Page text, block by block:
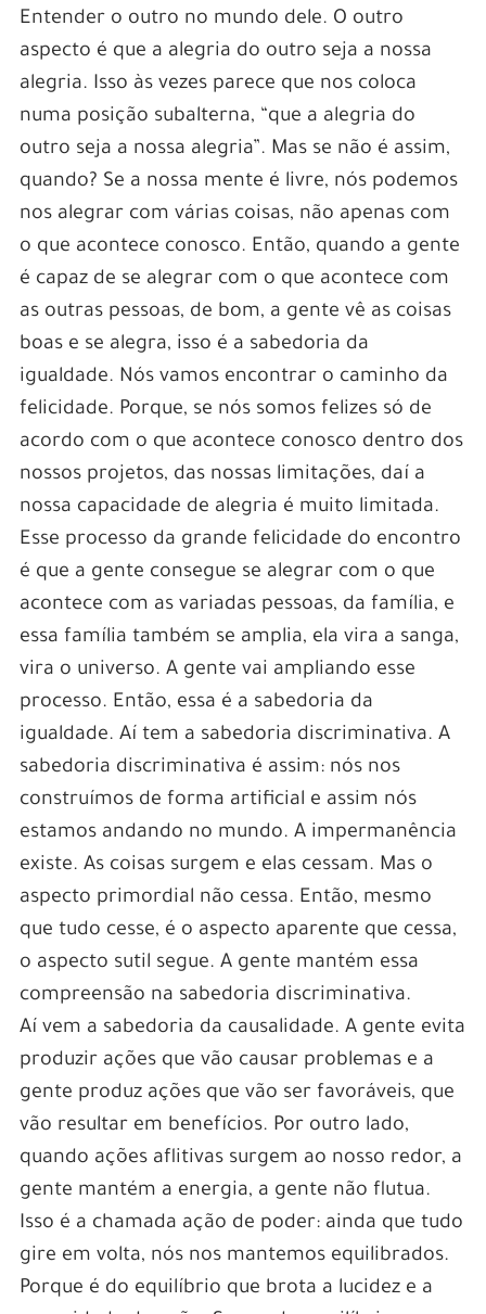
Entender o outro no mundo dele. O outro
aspecto é que a alegria do outro seja a nossa
alegria. Isso às vezes parece que nos coloca
numa posição subalterna, “que a alegria do
outro seja a nossa alegria”. Mas se não é assim,
quando? Se a nossa mente é livre, nós podemos
nos alegrar com várias coisas, não apenas com
o que acontece conosco. Então, quando a gente
é capaz de se alegrar com o que acontece com
as outras pessoas, de bom, a gente vê as coisas
boas e se alegra, isso é a sabedoria da
igualdade. Nós vamos encontrar o caminho da
felicidade. Porque, se nós somos felizes só de
acordo com o que acontece conosco dentro dos
nossos projetos, das nossas limitações, daí a
nossa capacidade de alegria é muito limitada.
Esse processo da grande felicidade do encontro
é que a gente consegue se alegrar com o que
acontece com as variadas pessoas, da família, e
essa família também se amplia, ela vira a sanga,
vira o universo. A gente vai ampliando esse
processo. Então, essa é a sabedoria da
igualdade. Aí tem a sabedoria discriminativa. A
sabedoria discriminativa é assim: nós nos
construímos de forma artificial e assim nós
estamos andando no mundo. A impermanência
existe. As coisas surgem e elas cessam. Mas o
aspecto primordial não cessa. Então, mesmo
que tudo cesse, é o aspecto aparente que cessa,
o aspecto sutil segue. A gente mantém essa
compreensão na sabedoria discriminativa.
Aí vem a sabedoria da causalidade. A gente evita
produzir ações que vão causar problemas e a
gente produz ações que vão ser favoráveis, que
vão resultar em benefícios. Por outro lado,
quando ações aflitivas surgem ao nosso redor, a
gente mantém a energia, a gente não flutua.
Isso é a chamada ação de poder: ainda que tudo
gire em volta, nós nos mantemos equilibrados.
Porque é do equilíbrio que brota a lucidez e a